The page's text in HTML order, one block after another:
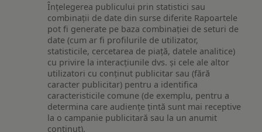
Înțelegerea publicului prin statistici sau
combinații de date din surse diferite Rapoartele
pot fi generate pe baza combinației de seturi de
date (cum ar fi profilurile de utilizator,
statisticile, cercetarea de piață, datele analitice)
cu privire la interacțiunile dvs. și cele ale altor
utilizatori cu conținut publicitar sau (fără
caracter publicitar) pentru a identifica
caracteristicile comune (de exemplu, pentru a
determina care audiențe țintă sunt mai receptive
la o campanie publicitară sau la un anumit
conținut).